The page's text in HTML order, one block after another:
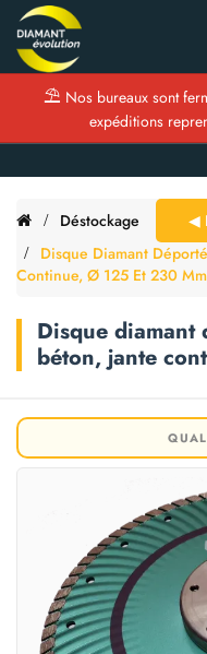
⛱ Nos bureaux sont
expéditions
◀
Déstockage
Disque Diamant
Continue, Ø 125 Et 230 Mm
Disque
béton, jante